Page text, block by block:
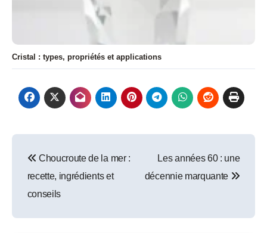
Cristal : types, propriétés et applications
de
l’article
Choucroute de la mer :
recette, ingrédients et
conseils
Les années 60 : une
décennie marquante